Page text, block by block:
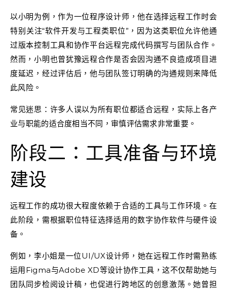
以小明为例，作为一位程序设计师，他在选择远程工作时会
特别关注“软件开发与工程类职位”，因为这类职位允许他通
过版本控制工具和协作平台远程完成代码撰写与团队合作。
然而，小明也曾犹豫远程合作是否会因沟通不良造成项目进
度延迟，经过评估后，他与团队签订明确的沟通规则来降低
此风险。
常见迷思：许多人误以为所有职位都适合远程，实际上各产
业与职能的适合度相当不同，审慎评估需求非常重要。
阶段二：工具准备与环境
建设
远程工作的成功很大程度依赖于合适的工具与工作环境。在
此阶段，需根据职位特征选择适用的数字协作软件与硬件设
备。
例如，李小姐是一位UI/UX设计师，她在远程工作时需熟练
运用Figma与Adobe XD等设计协作工具，这不仅帮助她与
团队同步检阅设计稿，也促进行跨地区的创意激荡。她曾担